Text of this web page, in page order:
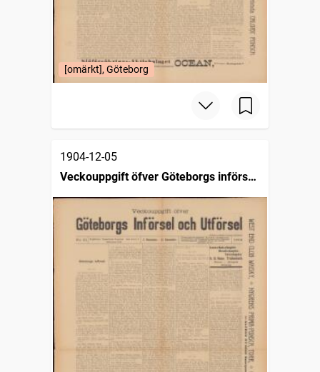
[omärkt], Göteborg
1904-12-05
Veckouppgift öfver Göteborgs införsel
och utförsel